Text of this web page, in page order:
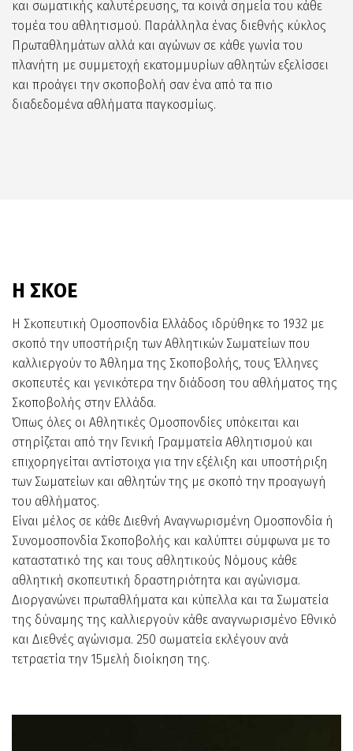
και σωματικής καλυτέρευσης, τα κοινά σημεία του κάθε
τομέα του αθλητισμού. Παράλληλα ένας διεθνής κύκλος
Πρωταθλημάτων αλλά και αγώνων σε κάθε γωνία του
πλανήτη με συμμετοχή εκατομμυρίων αθλητών εξελίσσει
και προάγει την σκοποβολή σαν ένα από τα πιο
διαδεδομένα αθλήματα παγκοσμίως.
Η ΣΚΟΕ
Η Σκοπευτική Ομοσπονδία Ελλάδος ιδρύθηκε το 1932 με
σκοπό την υποστήριξη των Αθλητικών Σωματείων που
καλλιεργούν το Άθλημα της Σκοποβολής, τους Έλληνες
σκοπευτές και γενικότερα την διάδοση του αθλήματος της
Σκοποβολής στην Ελλάδα.
Όπως όλες οι Αθλητικές Ομοσπονδίες υπόκειται και
στηρίζεται από την Γενική Γραμματεία Αθλητισμού και
επιχορηγείται αντίστοιχα για την εξέλιξη και υποστήριξη
των Σωματείων και αθλητών της με σκοπό την προαγωγή
του αθλήματος.
Είναι μέλος σε κάθε Διεθνή Αναγνωρισμένη Ομοσπονδία ή
Συνομοσπονδία Σκοποβολής και καλύπτει σύμφωνα με το
καταστατικό της και τους αθλητικούς Νόμους κάθε
αθλητική σκοπευτική δραστηριότητα και αγώνισμα.
Διοργανώνει πρωταθλήματα και κύπελλα και τα Σωματεία
της δύναμης της καλλιεργούν κάθε αναγνωρισμένο Εθνικό
και Διεθνές αγώνισμα. 250 σωματεία εκλέγουν ανά
τετραετία την 15μελή διοίκηση της.